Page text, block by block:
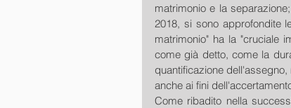
matrimonio e la
2018, si sono approfondite
matrimonio" ha la "cruciale
come già detto, come la
quantificazione
anche ai fini
Come ribadito nella